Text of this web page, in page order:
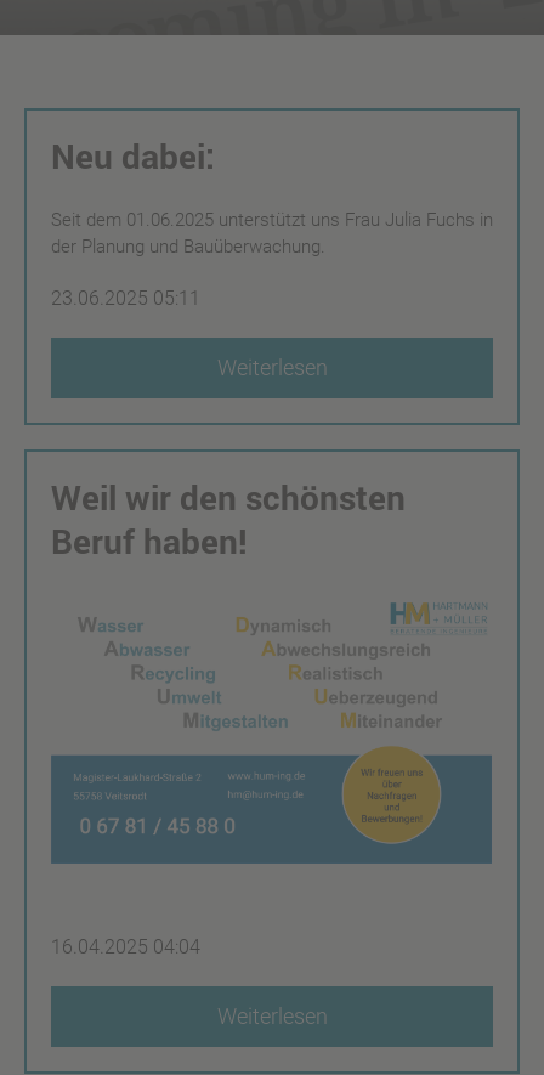
Neu dabei:
Seit dem 01.06.2025 unterstützt uns Frau Julia Fuchs in
der Planung und Bauüberwachung.
23.06.2025 05:11
Weiterlesen
Weil wir den schönsten
Beruf haben!
16.04.2025 04:04
Weiterlesen